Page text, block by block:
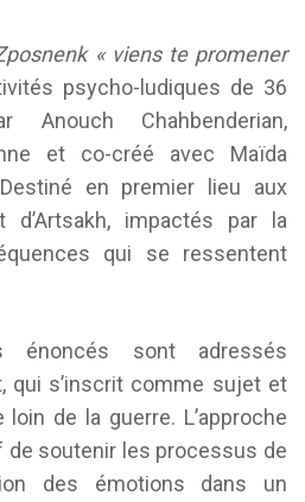
« viens te promener
psycho-ludiques de 36
Anouch Chahbenderian,
et co-créé avec Maïda
en premier lieu aux
d’Artsakh, impactés par la
qui se ressentent
sont adressés
qui s’inscrit comme sujet et
de la guerre. L’approche
de soutenir les processus de
des émotions dans un